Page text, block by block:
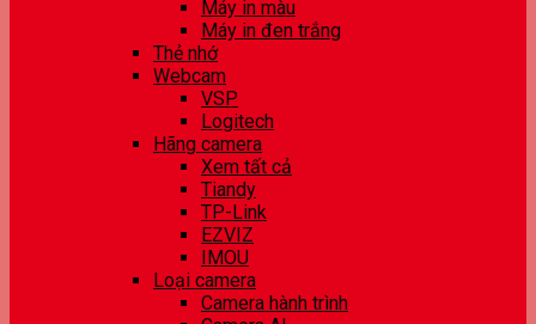
Máy in màu
Máy in đen trắng
Thẻ nhớ
Webcam
VSP
Logitech
Hãng camera
Xem tất cả
Tiandy
TP-Link
EZVIZ
IMOU
Loại camera
Camera hành trình